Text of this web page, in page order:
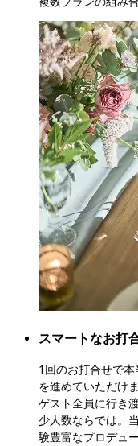
スマートなお打
1回のお打合せで
を進めていただけま
ゲスト全員に行き
少人数ならでは。
験豊富なプロデュ